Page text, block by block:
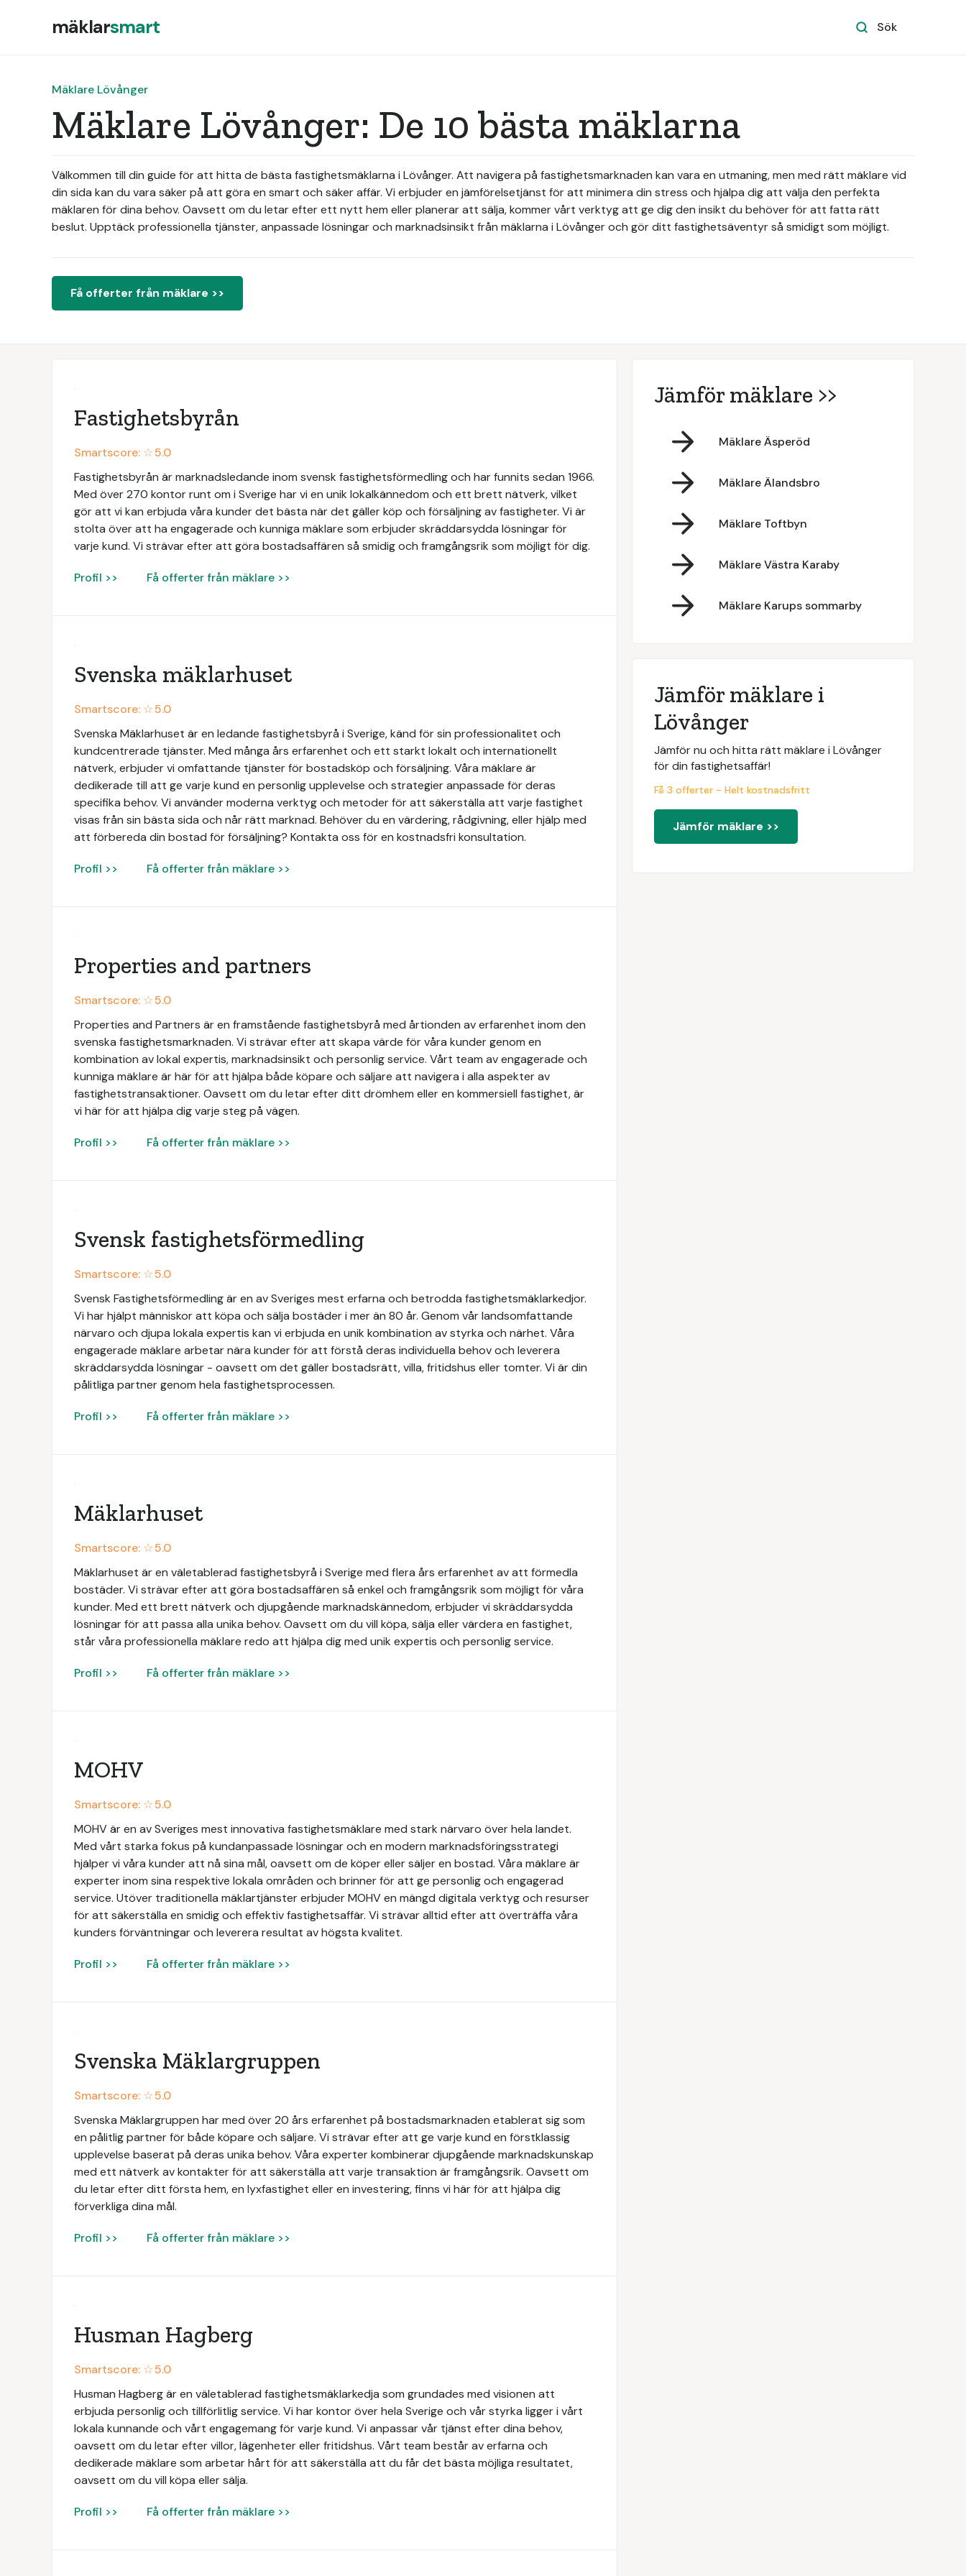
mäklarsmart Sök
Mäklare Lövånger
Mäklare Lövånger: De 10 bästa mäklarna
Välkommen till din guide för att hitta de bästa fastighetsmäklarna i Lövånger. Att navigera på fastighetsmarknaden kan vara en utmaning, men med rätt mäklare vid
din sida kan du vara säker på att göra en smart och säker affär. Vi erbjuder en jämförelsetjänst för att minimera din stress och hjälpa dig att välja den perfekta
mäklaren för dina behov. Oavsett om du letar efter ett nytt hem eller planerar att sälja, kommer vårt verktyg att ge dig den insikt du behöver för att fatta rätt
beslut. Upptäck professionella tjänster, anpassade lösningar och marknadsinsikt från mäklarna i Lövånger och gör ditt fastighetsäventyr så smidigt som möjligt.
Få offerter från mäklare >>
Fastighetsbyrån
Smartscore: ☆5.0
Fastighetsbyrån är marknadsledande inom svensk fastighetsförmedling och har funnits sedan 1966.
Med över 270 kontor runt om i Sverige har vi en unik lokalkännedom och ett brett nätverk, vilket
gör att vi kan erbjuda våra kunder det bästa när det gäller köp och försäljning av fastigheter. Vi är
stolta över att ha engagerade och kunniga mäklare som erbjuder skräddarsydda lösningar för
varje kund. Vi strävar efter att göra bostadsaffären så smidig och framgångsrik som möjligt för dig.
Profil >> Få offerter från mäklare >>
Svenska mäklarhuset
Smartscore: ☆5.0
Svenska Mäklarhuset är en ledande fastighetsbyrå i Sverige, känd för sin professionalitet och
kundcentrerade tjänster. Med många års erfarenhet och ett starkt lokalt och internationellt
nätverk, erbjuder vi omfattande tjänster för bostadsköp och försäljning. Våra mäklare är
dedikerade till att ge varje kund en personlig upplevelse och strategier anpassade för deras
specifika behov. Vi använder moderna verktyg och metoder för att säkerställa att varje fastighet
visas från sin bästa sida och når rätt marknad. Behöver du en värdering, rådgivning, eller hjälp med
att förbereda din bostad för försäljning? Kontakta oss för en kostnadsfri konsultation.
Profil >> Få offerter från mäklare >>
Properties and partners
Smartscore: ☆5.0
Properties and Partners är en framstående fastighetsbyrå med årtionden av erfarenhet inom den
svenska fastighetsmarknaden. Vi strävar efter att skapa värde för våra kunder genom en
kombination av lokal expertis, marknadsinsikt och personlig service. Vårt team av engagerade och
kunniga mäklare är här för att hjälpa både köpare och säljare att navigera i alla aspekter av
fastighetstransaktioner. Oavsett om du letar efter ditt drömhem eller en kommersiell fastighet, är
vi här för att hjälpa dig varje steg på vägen.
Profil >> Få offerter från mäklare >>
Svensk fastighetsförmedling
Smartscore: ☆5.0
Svensk Fastighetsförmedling är en av Sveriges mest erfarna och betrodda fastighetsmäklarkedjor.
Vi har hjälpt människor att köpa och sälja bostäder i mer än 80 år. Genom vår landsomfattande
närvaro och djupa lokala expertis kan vi erbjuda en unik kombination av styrka och närhet. Våra
engagerade mäklare arbetar nära kunder för att förstå deras individuella behov och leverera
skräddarsydda lösningar - oavsett om det gäller bostadsrätt, villa, fritidshus eller tomter. Vi är din
pålitliga partner genom hela fastighetsprocessen.
Profil >> Få offerter från mäklare >>
Mäklarhuset
Smartscore: ☆5.0
Mäklarhuset är en väletablerad fastighetsbyrå i Sverige med flera års erfarenhet av att förmedla
bostäder. Vi strävar efter att göra bostadsaffären så enkel och framgångsrik som möjligt för våra
kunder. Med ett brett nätverk och djupgående marknadskännedom, erbjuder vi skräddarsydda
lösningar för att passa alla unika behov. Oavsett om du vill köpa, sälja eller värdera en fastighet,
står våra professionella mäklare redo att hjälpa dig med unik expertis och personlig service.
Profil >> Få offerter från mäklare >>
MOHV
Smartscore: ☆5.0
MOHV är en av Sveriges mest innovativa fastighetsmäklare med stark närvaro över hela landet.
Med vårt starka fokus på kundanpassade lösningar och en modern marknadsföringsstrategi
hjälper vi våra kunder att nå sina mål, oavsett om de köper eller säljer en bostad. Våra mäklare är
experter inom sina respektive lokala områden och brinner för att ge personlig och engagerad
service. Utöver traditionella mäklartjänster erbjuder MOHV en mängd digitala verktyg och resurser
för att säkerställa en smidig och effektiv fastighetsaffär. Vi strävar alltid efter att överträffa våra
kunders förväntningar och leverera resultat av högsta kvalitet.
Profil >> Få offerter från mäklare >>
Svenska Mäklargruppen
Smartscore: ☆5.0
Svenska Mäklargruppen har med över 20 års erfarenhet på bostadsmarknaden etablerat sig som
en pålitlig partner för både köpare och säljare. Vi strävar efter att ge varje kund en förstklassig
upplevelse baserat på deras unika behov. Våra experter kombinerar djupgående marknadskunskap
med ett nätverk av kontakter för att säkerställa att varje transaktion är framgångsrik. Oavsett om
du letar efter ditt första hem, en lyxfastighet eller en investering, finns vi här för att hjälpa dig
förverkliga dina mål.
Profil >> Få offerter från mäklare >>
Husman Hagberg
Smartscore: ☆5.0
Husman Hagberg är en väletablerad fastighetsmäklarkedja som grundades med visionen att
erbjuda personlig och tillförlitlig service. Vi har kontor över hela Sverige och vår styrka ligger i vårt
lokala kunnande och vårt engagemang för varje kund. Vi anpassar vår tjänst efter dina behov,
oavsett om du letar efter villor, lägenheter eller fritidshus. Vårt team består av erfarna och
dedikerade mäklare som arbetar hårt för att säkerställa att du får det bästa möjliga resultatet,
oavsett om du vill köpa eller sälja.
Profil >> Få offerter från mäklare >>
Jämför mäklare >>
Mäklare Äsperöd
Mäklare Älandsbro
Mäklare Toftbyn
Mäklare Västra Karaby
Mäklare Karups sommarby
Jämför mäklare i
Lövånger
Jämför nu och hitta rätt mäklare i Lövånger
för din fastighetsaffär!
Få 3 offerter - Helt kostnadsfritt
Jämför mäklare >>